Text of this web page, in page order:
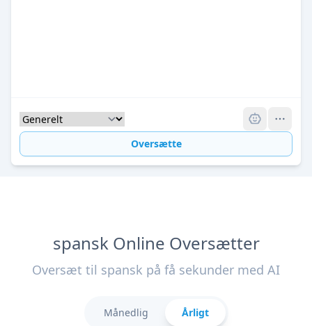
Oversætte
spansk Online Oversætter
Oversæt til spansk på få sekunder med AI
Månedlig Årligt